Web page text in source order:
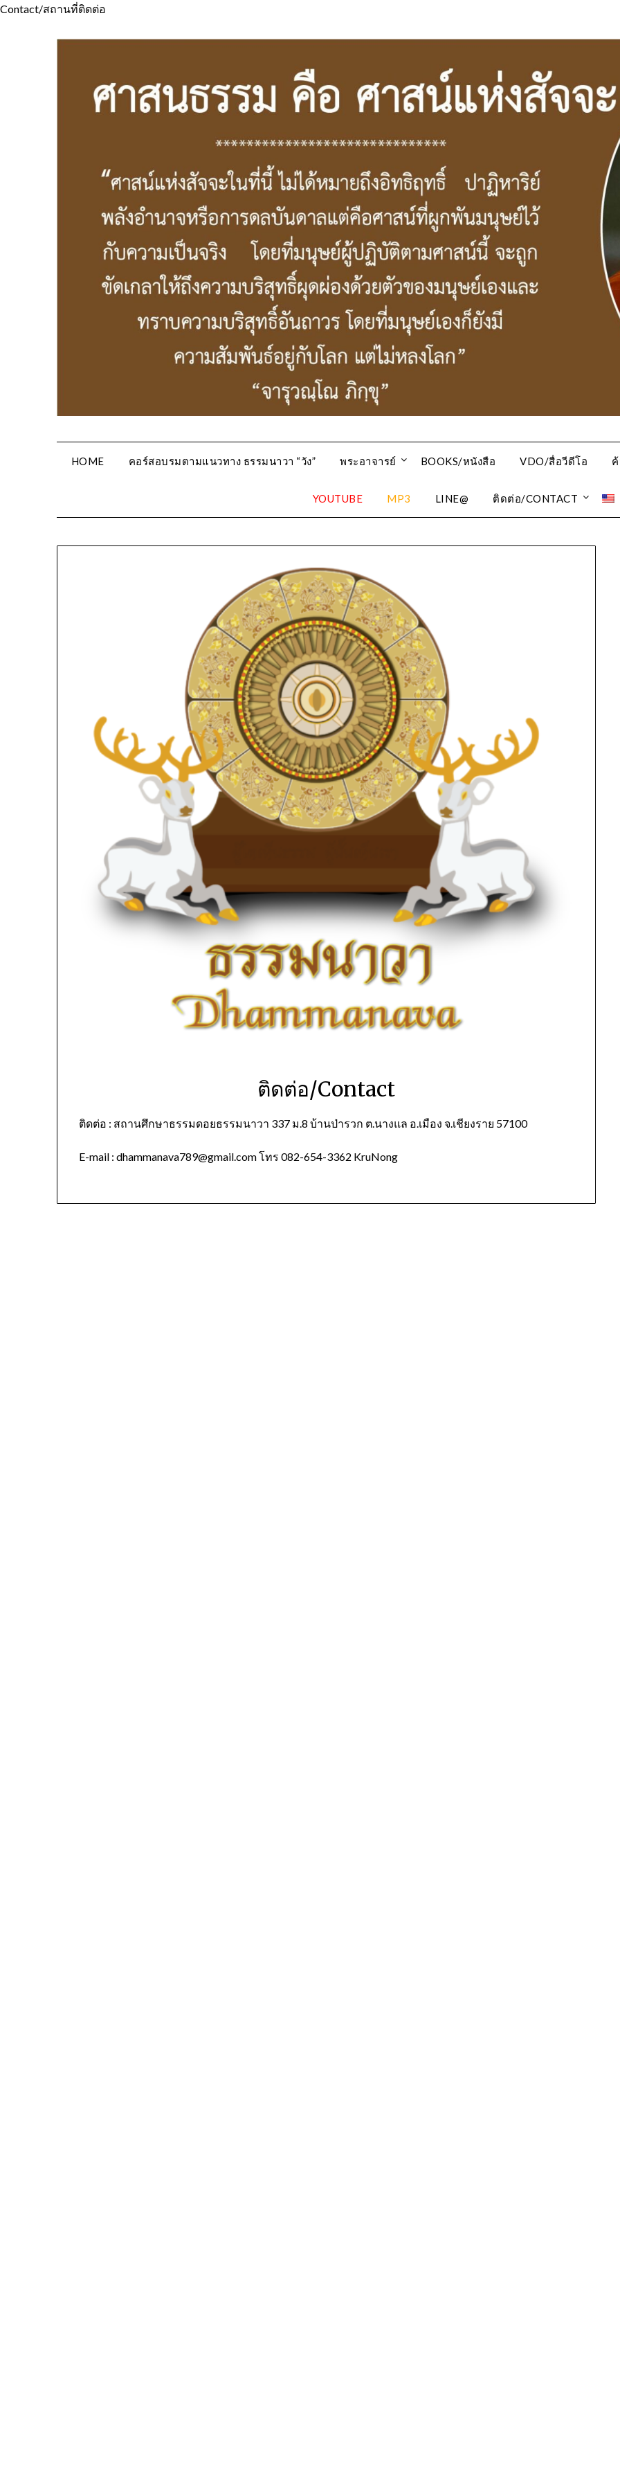
Contact/สถานที่ติดต่อ
HOME คอร์สอบรมตามแนวทาง ธรรมนาวา “วัง” พระอาจารย์ BOOKS/หนังสือ VDO/สื่อวีดีโอ
YOUTUBE MP3 LINE@ ติดต่อ/CONTACT
ติดต่อ/Contact
ติดต่อ : สถานศึกษาธรรมดอยธรรมนาวา 337 ม.8 บ้านป่ารวก ต.นางแล อ.เมือง จ.เชียงราย 57100
E-mail : dhammanava789@gmail.com โทร 082-654-3362 KruNong